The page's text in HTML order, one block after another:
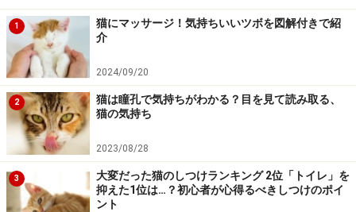
1
猫にマッサージ！気持ちいいツボを図解付きで紹
介
2024/09/20
2
猫は瞳孔で気持ちがわかる？目を見て読み取る、
猫の気持ち
2023/08/28
3
大変だった猫のしつけランキング 2位「トイレ」を
抑えた1位は…？初心者が心得るべきしつけのポイ
ント